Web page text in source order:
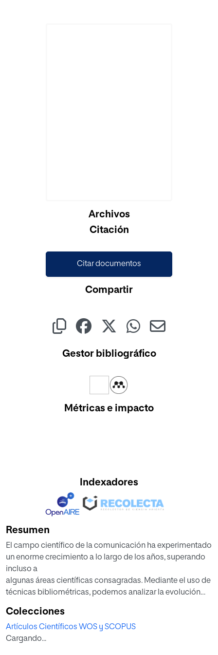
Cargando...Archivos
Citación
Citar documentos
Compartir
Gestor bibliográfico
Métricas e impacto
Indexadores
Resumen
El campo científico de la comunicación ha experimentado
un enorme crecimiento a lo largo de los años, superando
incluso a
algunas áreas científicas consagradas. Mediante el uso de
técnicas bibliométricas, podemos analizar la evolución
social e intelectual de esta área, así como comprenderla.
En particular, el área de «Comunicación» ha sido
ampliamente estudiada
Colecciones
Artículos Científicos WOS y SCOPUS
Cargando...